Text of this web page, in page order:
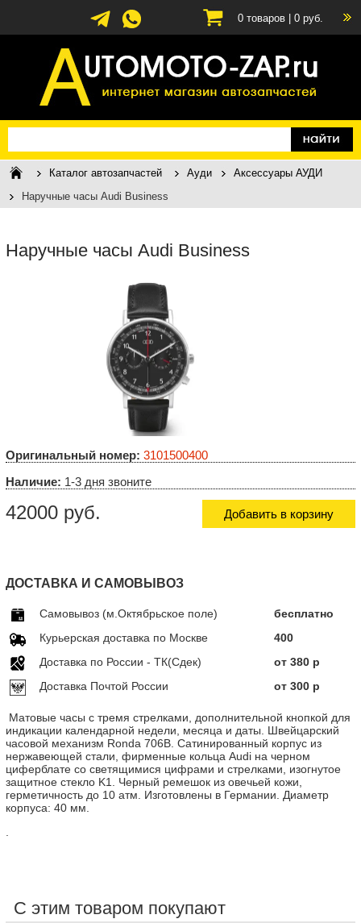
0 товаров | 0 руб.
Каталог автозапчастей Ауди
Аксессуары АУДИ
Наручные часы Audi Business
Наручные часы Audi Business
Оригинальный номер: 3101500400
Наличие: 1-3 дня звоните
42000 руб. Добавить в корзину
ДОСТАВКА И САМОВЫВОЗ
Самовывоз (м.Октябрьское поле)
бесплатно
Курьерская доставка по Москве
400
Доставка по Росcии - ТК(Сдек)
от 380 р
Доставка Почтой России
от 300 р
Матовые часы с тремя стрелками, дополнительной кнопкой для
индикации календарной недели, месяца и даты. Швейцарский
часовой механизм Ronda 706B. Сатинированный корпус из
нержавеющей стали, фирменные кольца Audi на черном
циферблате со светящимися цифрами и стрелками, изогнутое
защитное стекло K1. Черный ремешок из овечьей кожи,
герметичность до 10 атм. Изготовлены в Германии. Диаметр
корпуса: 40 мм.
С этим товаром покупают